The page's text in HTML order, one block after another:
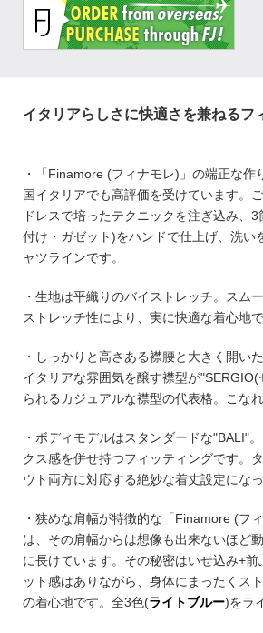
イタリアらしさに快適さを兼ねるフ
・「Finamore (フィナモレ)」の端正な作
国イタリアでも高評価を受けています。
ドレスで培ったテクニックを注ぎ込み、
付け・ガゼット)をハンドで仕上げ、洗い
ャツラインです。
・生地は平織りのバイストレッチ。
スム
ストレッチ性により、実に快適な着心地で
・しっかりと高さある襟腰と大きく開い
イタリアな雰囲気を醸す襟型が
られるカジュアルな襟型の代表格。こな
・ボディモデルはスタンダードな"BALI"
クス感を併せ持つフィッティングです。
ウト両方に対応する絶妙な着丈設定になっ
・狭めな肩幅が特徴的な「Finamore (フ
は、その肩幅からは想像も出来ないほど
に長けています。その秘密はいせ込み+前
ット感はありながら、身体にまったくス
の着心地です。全3色(ライトブルー)をラ